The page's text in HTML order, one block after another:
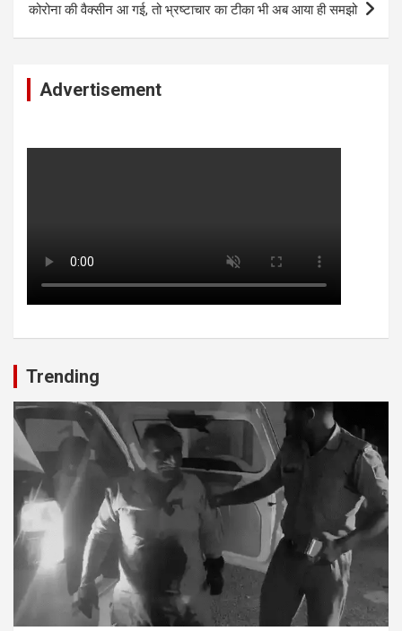
कोरोना की वैक्सीन आ गई, तो भ्रष्टाचार का टीका भी अब आया ही समझो
Advertisement
Trending